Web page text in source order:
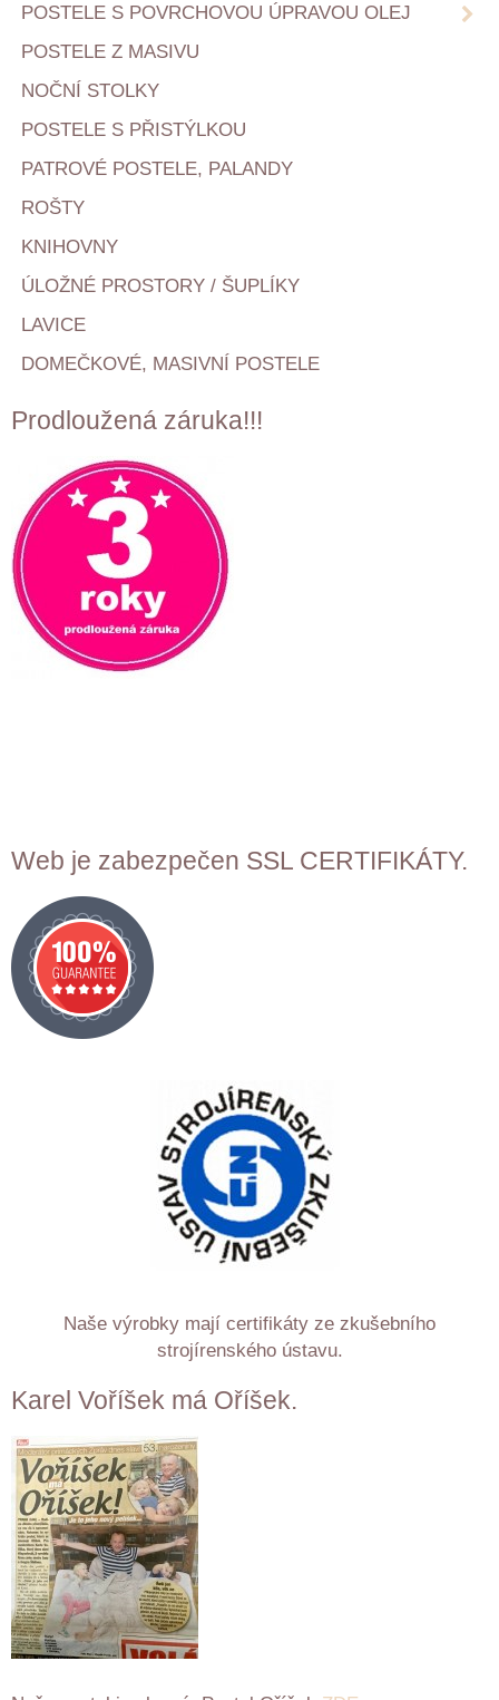
POSTELE S POVRCHOVOU ÚPRAVOU OLEJ
POSTELE Z MASIVU
NOČNÍ STOLKY
POSTELE S PŘISTÝLKOU
PATROVÉ POSTELE, PALANDY
ROŠTY
KNIHOVNY
ÚLOŽNÉ PROSTORY / ŠUPLÍKY
LAVICE
DOMEČKOVÉ, MASIVNÍ POSTELE
Prodloužená záruka!!!
Web je zabezpečen SSL CERTIFIKÁTY.
Naše výrobky mají certifikáty ze zkušebního
strojírenského ústavu.
Karel Voříšek má Oříšek.